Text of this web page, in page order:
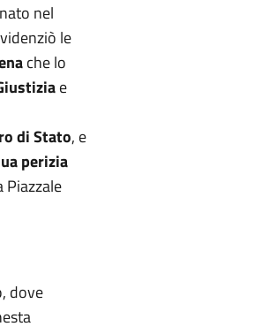
nel
le
che lo
e
di Stato, e
perizia
Piazzale
dove